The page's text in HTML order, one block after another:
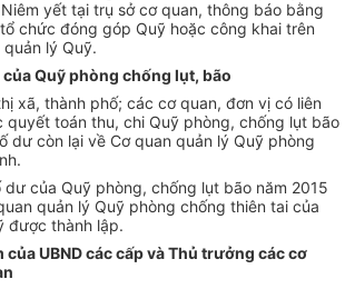
yết tại trụ sở cơ quan, thông báo bằng
chức đóng góp Quỹ hoặc công khai trên
lý Quỹ.
Quỹ phòng chống lụt, bão
xã, thành phố; các cơ quan, đơn vị có liên
quyết toán thu, chi Quỹ phòng, chống lụt bão
dư còn lại về Cơ quan quản lý Quỹ phòng
dư của Quỹ phòng, chống lụt bão năm 2015
quản lý Quỹ phòng chống thiên tai của
được thành lập.
của UBND các cấp và Thủ trưởng các cơ